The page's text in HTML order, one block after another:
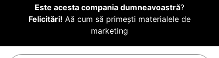
Este acesta compania dumneavoastră?
Felicitări! Aă cum să primești materialele de
marketing